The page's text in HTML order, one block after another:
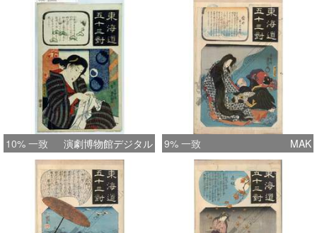
10% 一致 演劇博物館デジタル 9% 一致 MAK